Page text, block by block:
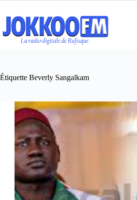
contenu
Étiquette Beverly Sangalkam